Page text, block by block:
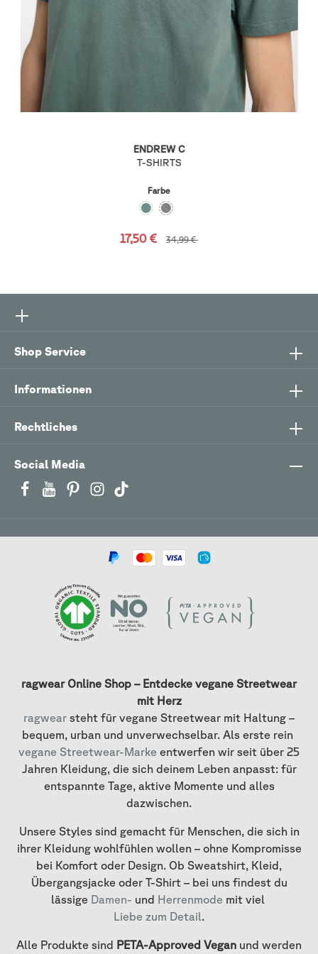
ENDREW C
T-SHIRTS
Farbe
17,50 € 34,99 €
Social Media
Shop Service
Informationen
Rechtliches
ragwear Online Shop – Entdecke vegane Streetwear
mit Herz
ragwear steht für vegane Streetwear mit Haltung –
bequem, urban und unverwechselbar. Als erste rein
vegane Streetwear-Marke entwerfen wir seit über 25
Jahren Kleidung, die sich deinem Leben anpasst: für
entspannte Tage, aktive Momente und alles
dazwischen.
Unsere Styles sind gemacht für Menschen, die sich in
ihrer Kleidung wohlfühlen wollen – ohne Kompromisse
bei Komfort oder Design. Ob Sweatshirt, Kleid,
Übergangsjacke oder T-Shirt – bei uns findest du
lässige Damen- und Herrenmode mit viel
Liebe zum Detail.
Alle Produkte sind PETA-Approved Vegan und werden